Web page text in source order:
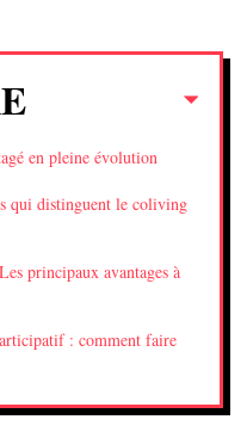
en pleine évolution
qui distinguent le coliving
principaux avantages à
: comment faire